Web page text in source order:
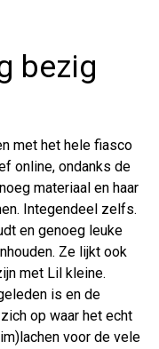
bezig
met het hele fiasco
online, ondanks de
materiaal en haar
Integendeel zelfs.
en genoeg leuke
Ze lijkt ook
met Lil kleine.
is en de
op waar het echt
voor de vele